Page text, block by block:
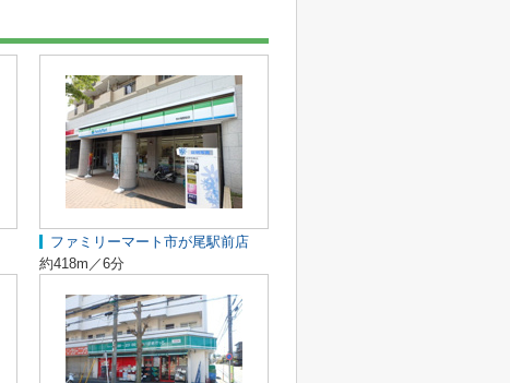
ファミリーマート市が尾駅前店
約418m／6分